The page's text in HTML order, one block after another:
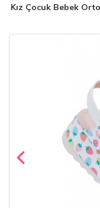
Kız Çocuk Bebek